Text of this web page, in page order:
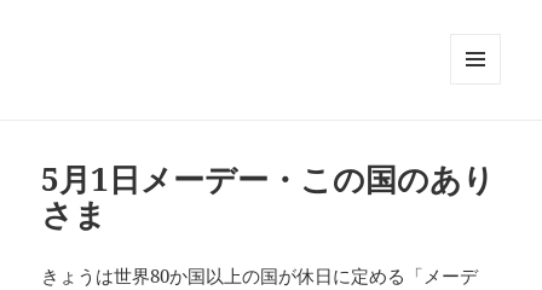
5月1日メーデー・この国のあり
さま
きょうは世界80か国以上の国が休日に定める「メーデ